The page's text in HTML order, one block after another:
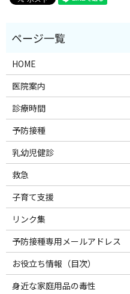
HOME
医院案内
診療時間
予防接種
乳幼児健診
救急
子育て支援
リンク集
予防接種専用メールアドレス
お役立ち情報（目次）
身近な家庭用品の毒性